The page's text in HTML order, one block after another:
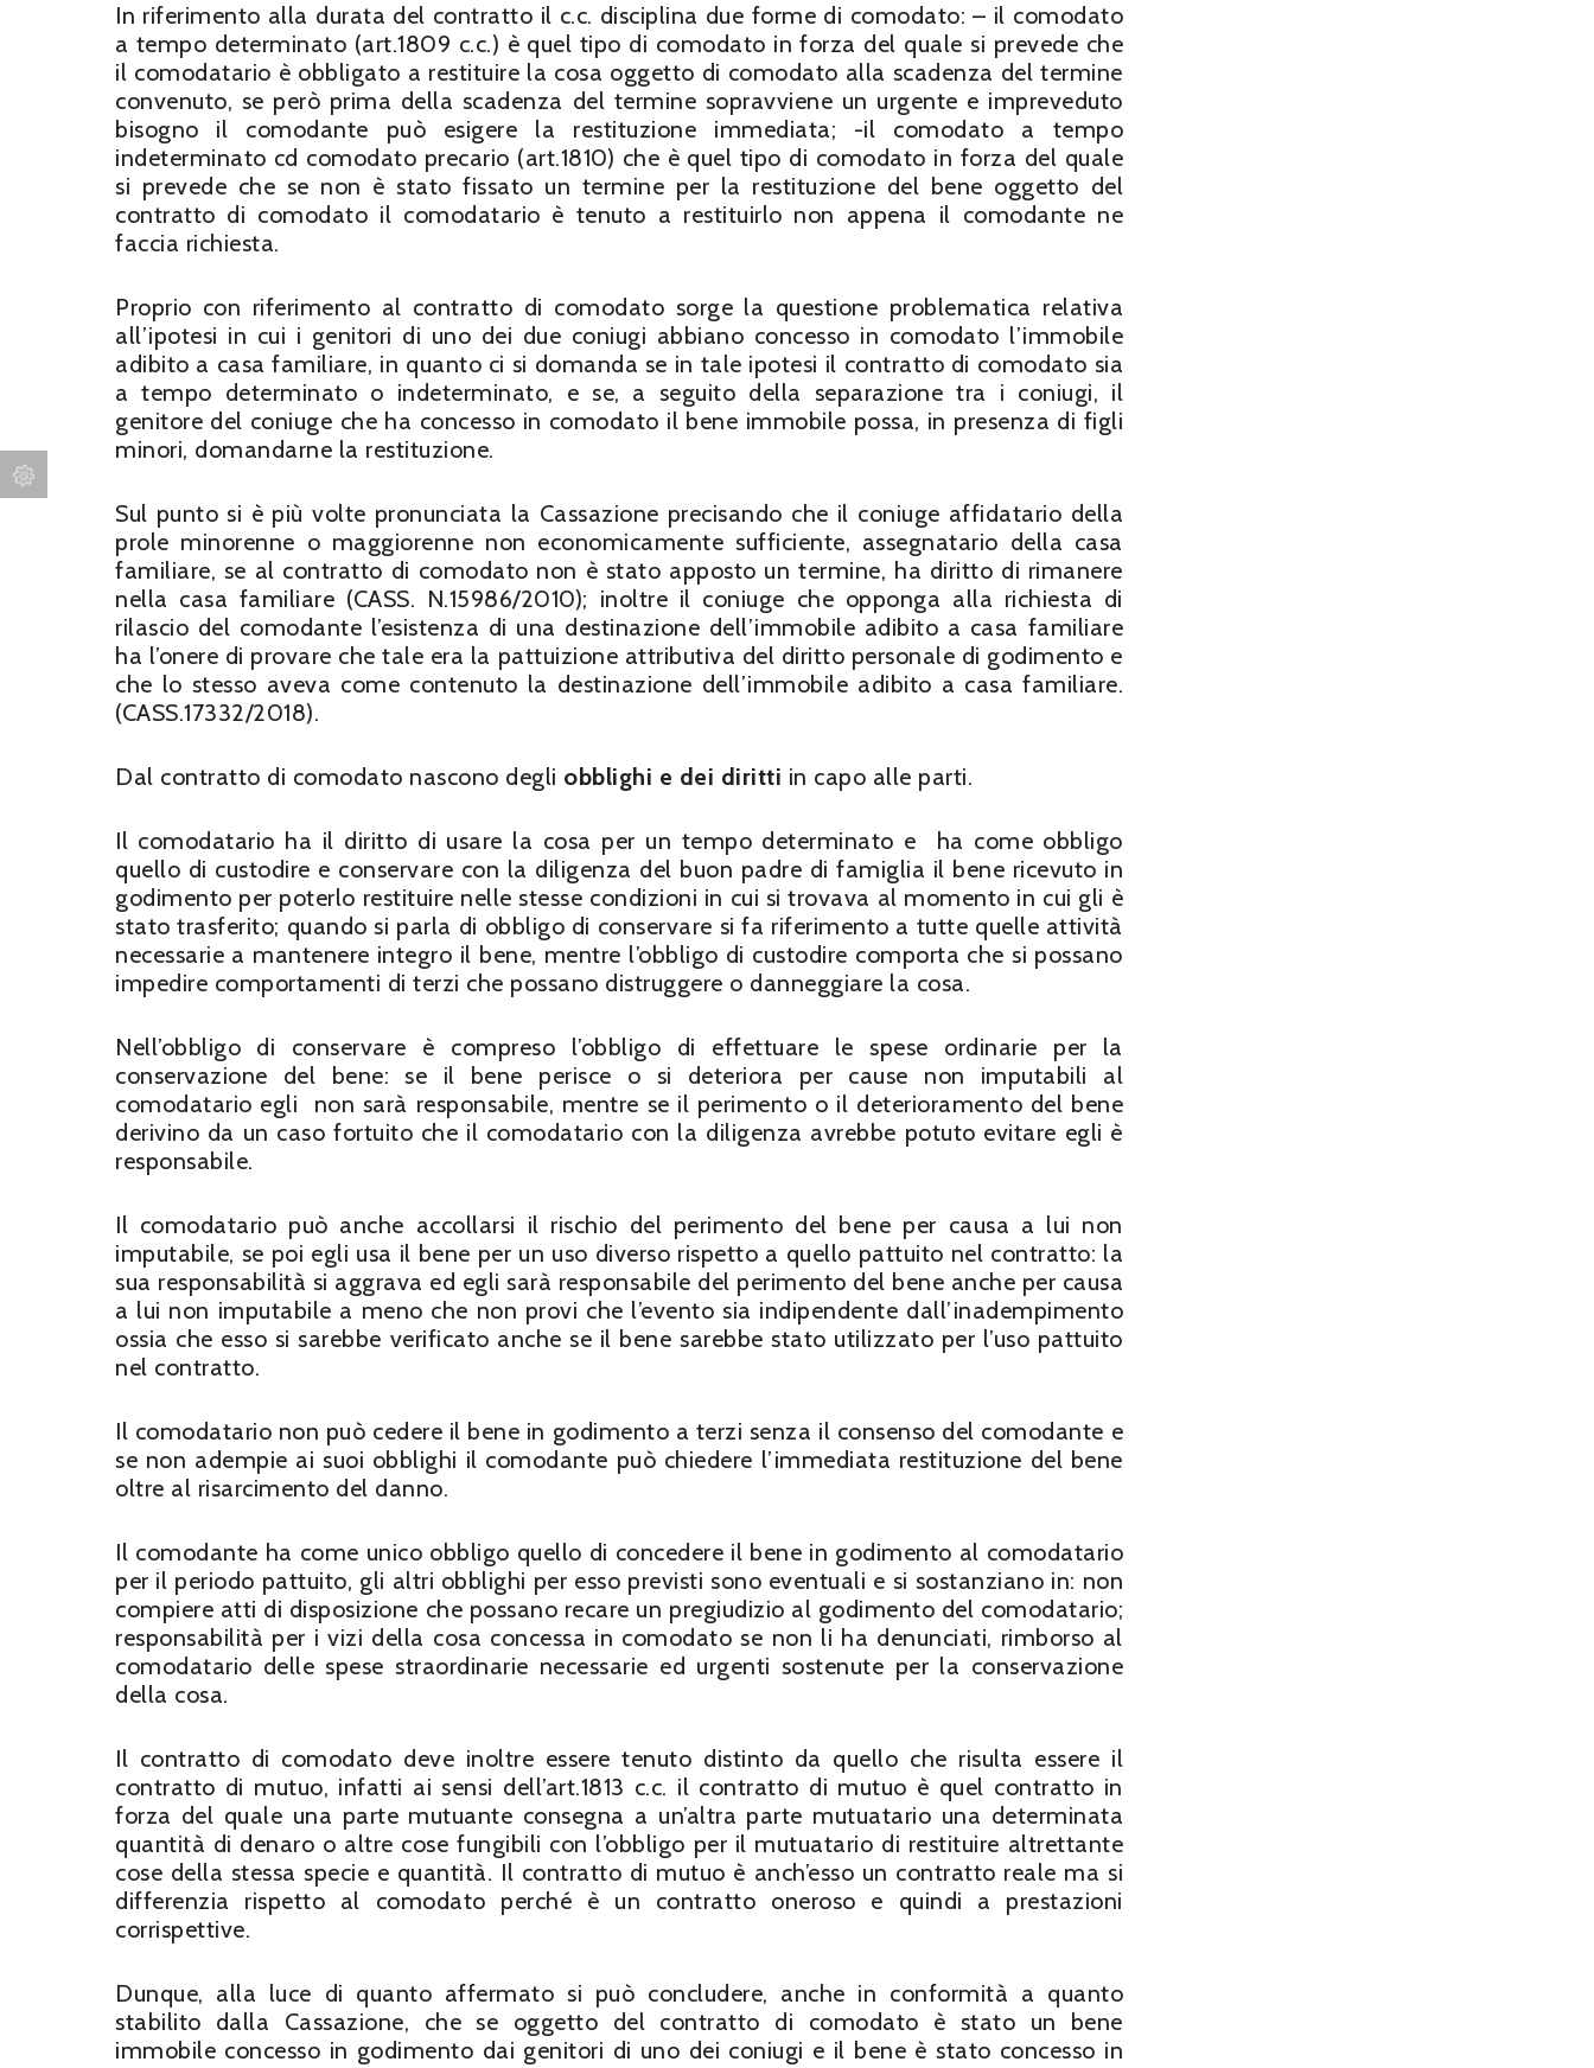
In riferimento alla durata del contratto il c.c. disciplina due forme di comodato: – il comodato
a tempo determinato (art.1809 c.c.) è quel tipo di comodato in forza del quale si prevede che
il comodatario è obbligato a restituire la cosa oggetto di comodato alla scadenza del termine
convenuto, se però prima della scadenza del termine sopravviene un urgente e impreveduto
bisogno il comodante può esigere la restituzione immediata; -il comodato a tempo
indeterminato cd comodato precario (art.1810) che è quel tipo di comodato in forza del quale
si prevede che se non è stato fissato un termine per la restituzione del bene oggetto del
contratto di comodato il comodatario è tenuto a restituirlo non appena il comodante ne
faccia richiesta.
Proprio con riferimento al contratto di comodato sorge la questione problematica relativa
all’ipotesi in cui i genitori di uno dei due coniugi abbiano concesso in comodato l’immobile
adibito a casa familiare, in quanto ci si domanda se in tale ipotesi il contratto di comodato sia
a tempo determinato o indeterminato, e se, a seguito della separazione tra i coniugi, il
genitore del coniuge che ha concesso in comodato il bene immobile possa, in presenza di figli
minori, domandarne la restituzione.
Sul punto si è più volte pronunciata la Cassazione precisando che il coniuge affidatario della
prole minorenne o maggiorenne non economicamente sufficiente, assegnatario della casa
familiare, se al contratto di comodato non è stato apposto un termine, ha diritto di rimanere
nella casa familiare (CASS. N.15986/2010); inoltre il coniuge che opponga alla richiesta di
rilascio del comodante l’esistenza di una destinazione dell’immobile adibito a casa familiare
ha l’onere di provare che tale era la pattuizione attributiva del diritto personale di godimento e
che lo stesso aveva come contenuto la destinazione dell’immobile adibito a casa familiare.
(CASS.17332/2018).
Dal contratto di comodato nascono degli obblighi e dei diritti in capo alle parti.
Il comodatario ha il diritto di usare la cosa per un tempo determinato e ha come obbligo
quello di custodire e conservare con la diligenza del buon padre di famiglia il bene ricevuto in
godimento per poterlo restituire nelle stesse condizioni in cui si trovava al momento in cui gli è
stato trasferito; quando si parla di obbligo di conservare si fa riferimento a tutte quelle attività
necessarie a mantenere integro il bene, mentre l’obbligo di custodire comporta che si possano
impedire comportamenti di terzi che possano distruggere o danneggiare la cosa.
Nell’obbligo di conservare è compreso l’obbligo di effettuare le spese ordinarie per la
conservazione del bene: se il bene perisce o si deteriora per cause non imputabili al
comodatario egli non sarà responsabile, mentre se il perimento o il deterioramento del bene
derivino da un caso fortuito che il comodatario con la diligenza avrebbe potuto evitare egli è
responsabile.
Il comodatario può anche accollarsi il rischio del perimento del bene per causa a lui non
imputabile, se poi egli usa il bene per un uso diverso rispetto a quello pattuito nel contratto: la
sua responsabilità si aggrava ed egli sarà responsabile del perimento del bene anche per causa
a lui non imputabile a meno che non provi che l’evento sia indipendente dall’inadempimento
ossia che esso si sarebbe verificato anche se il bene sarebbe stato utilizzato per l’uso pattuito
nel contratto.
Il comodatario non può cedere il bene in godimento a terzi senza il consenso del comodante e
se non adempie ai suoi obblighi il comodante può chiedere l’immediata restituzione del bene
oltre al risarcimento del danno.
Il comodante ha come unico obbligo quello di concedere il bene in godimento al comodatario
per il periodo pattuito, gli altri obblighi per esso previsti sono eventuali e si sostanziano in: non
compiere atti di disposizione che possano recare un pregiudizio al godimento del comodatario;
responsabilità per i vizi della cosa concessa in comodato se non li ha denunciati, rimborso al
comodatario delle spese straordinarie necessarie ed urgenti sostenute per la conservazione
della cosa.
Il contratto di comodato deve inoltre essere tenuto distinto da quello che risulta essere il
contratto di mutuo, infatti ai sensi dell’art.1813 c.c. il contratto di mutuo è quel contratto in
forza del quale una parte mutuante consegna a un’altra parte mutuatario una determinata
quantità di denaro o altre cose fungibili con l’obbligo per il mutuatario di restituire altrettante
cose della stessa specie e quantità. Il contratto di mutuo è anch’esso un contratto reale ma si
differenzia rispetto al comodato perché è un contratto oneroso e quindi a prestazioni
corrispettive.
Dunque, alla luce di quanto affermato si può concludere, anche in conformità a quanto
stabilito dalla Cassazione, che se oggetto del contratto di comodato è stato un bene
immobile concesso in godimento dai genitori di uno dei coniugi e il bene è stato concesso in